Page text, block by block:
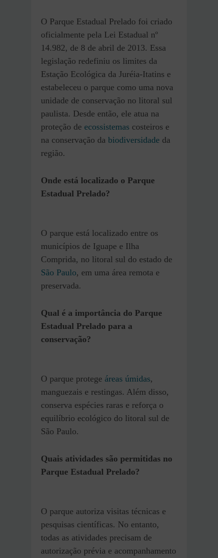
O Parque Estadual Prelado foi criado
oficialmente pela Lei Estadual nº
14.982, de 8 de abril de 2013. Essa
legislação redefiniu os limites da
Estação Ecológica da Juréia-Itatins e
estabeleceu o parque como uma nova
unidade de conservação no litoral sul
paulista. Desde então, ele atua na
proteção de ecossistemas costeiros e
na conservação da biodiversidade da
região.
Onde está localizado o Parque
Estadual Prelado?
O parque está localizado entre os
municípios de Iguape e Ilha
Comprida, no litoral sul do estado de
São Paulo, em uma área remota e
preservada.
Qual é a importância do Parque
Estadual Prelado para a
conservação?
O parque protege áreas úmidas,
manguezais e restingas. Além disso,
conserva espécies raras e reforça o
equilíbrio ecológico do litoral sul de
São Paulo.
Quais atividades são permitidas no
Parque Estadual Prelado?
O parque autoriza visitas técnicas e
pesquisas científicas. No entanto,
todas as atividades precisam de
autorização prévia e acompanhamento